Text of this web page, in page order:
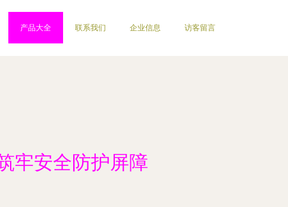
产品大全 联系我们 企业信息 访客留言
牢安全防护屏障